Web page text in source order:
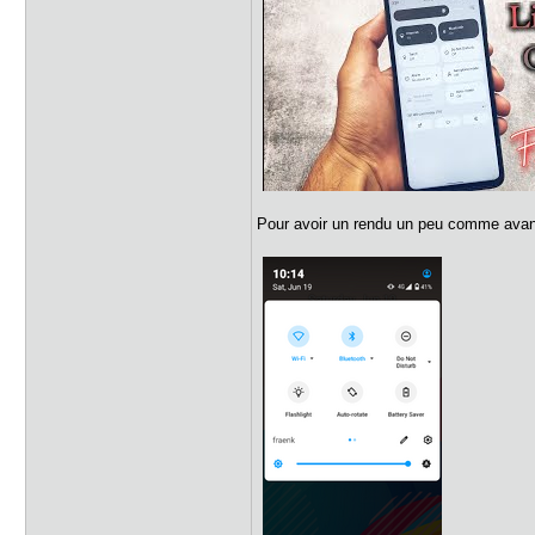
Pour avoir un rendu un peu comme